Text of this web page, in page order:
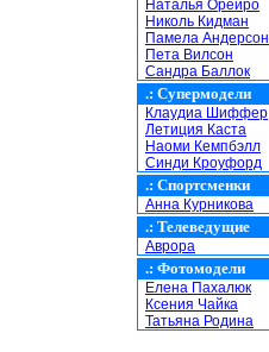
Наталья Орейро
Николь Кидман
Памела Андерсон
Пета Вилсон
Сандра Баллок
.: Супермодели
Клаудиа Шиффер
Летиция Каста
Наоми Кемпбэлл
Синди Кроуфорд
.: Спортсменки
Анна Курникова
.: Телеведущие
Аврора
.: Фотомодели
Елена Пахалюк
Ксения Чайка
Татьяна Родина